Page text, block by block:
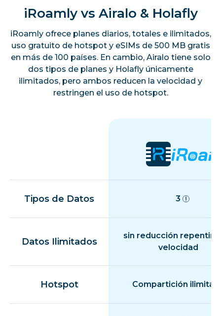
iRoamly vs Airalo & Holafly
iRoamly ofrece planes diarios, totales e ilimitados,
uso gratuito de hotspot y eSIMs de 500 MB gratis
en más de 100 países. En cambio, Airalo tiene solo
dos tipos de planes y Holafly únicamente
ilimitados, pero ambos reducen la velocidad y
restringen el uso de hotspot.
Tipos de Datos 3
Datos Ilimitados
sin reducción
velocidad
Hotspot Compartición